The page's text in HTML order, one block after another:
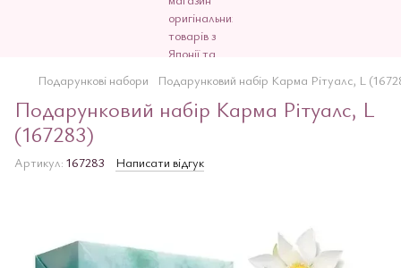
Подарункові набори Подарунковий набір Карма Рітуалс, L
Подарунковий набір Карма Рітуалс, L
(167283)
Артикул: 167283 Написати відгук